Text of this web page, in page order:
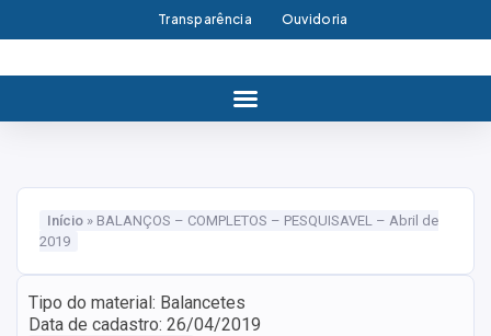
Transparência Ouvidoria
Início » BALANÇOS – COMPLETOS – PESQUISAVEL – Abril de
2019
Tipo do material: Balancetes
Data de cadastro: 26/04/2019